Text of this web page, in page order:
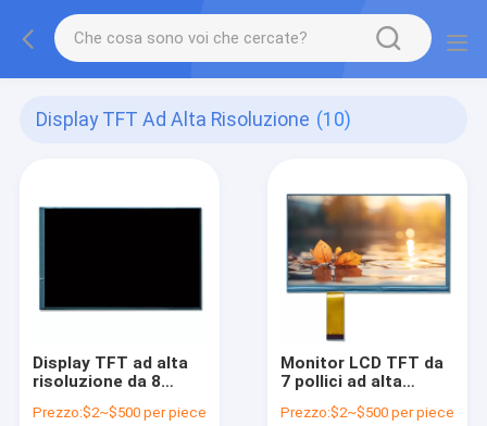
Display TFT Ad Alta Risoluzione (10)
Display TFT ad alta
risoluzione da 8
Luminanza Modulo di
Prezzo:$2~$500 per piece
Monitor LCD TFT da
7 pollici ad alta
pixel
Prezzo:$2~$500 per piece